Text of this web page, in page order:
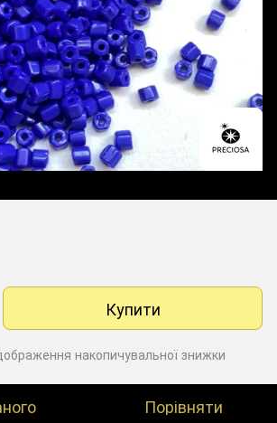
Купити
накопичувальної знижки
Порівняти